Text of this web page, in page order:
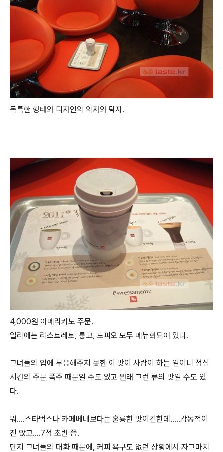
독특한 형태와 디자인의 의자와 탁자.
4,000원 아메리카노 주문.
일리에는 리스트레토, 룽고, 도피오 모두 메뉴화되어 있다.
그녀들의 입에 부응해주지 못한 이 맛이 사람이 하는 일이니 점심
시간의 주문 폭주 때문일 수도 있고 원래 그런 류의 맛일 수도 있
다.
뭐....스타벅스나 카페베네보다는 훌륭한 맛이긴한데.....감동적이
진 않고....7점 초반 쯤.
단지 그녀들의 대화 때문에, 커피 욕구도 없던 상황에서 자그마치